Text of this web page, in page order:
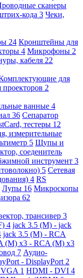
сканеры
кода 3 Чеки,
24 Кронштейны для
4 Микрофоны 2
кабеля 22
для
2
ванные 4
36 Сепаратор
тестеры 12
измерительные
5 Щупы и
соеденитель
инструмент 3
5 Сетевая
4 RS
Лупы 16 Микроскопы
62
трансивер 3
4 jack 3.5 (M) - jack
jack 3.5 (M) - RCA
(M) x3 - RCA (M) x3
7 Аудио-
- DisplayPort 2
1 HDMI - DVI 4